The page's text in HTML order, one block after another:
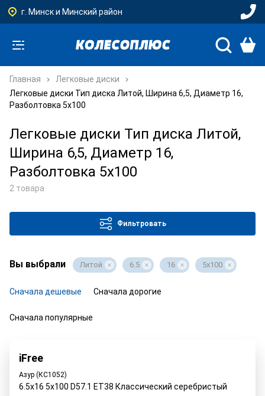
г. Минск и Минский район
Главная
Легковые диски
Легковые диски Тип диска Литой, Ширина 6,5, Диаметр 16,
Разболтовка 5x100
Легковые диски Тип диска Литой,
Ширина 6,5, Диаметр 16,
Разболтовка 5x100
2 товара
Фильтровать
Вы выбрали Литой 6.5 16 5x100
Сначала дешевые Сначала дорогие
Сначала популярные
iFree
Азур (КС1052)
6.5x16 5x100 D57.1 ET38 Классический серебристый